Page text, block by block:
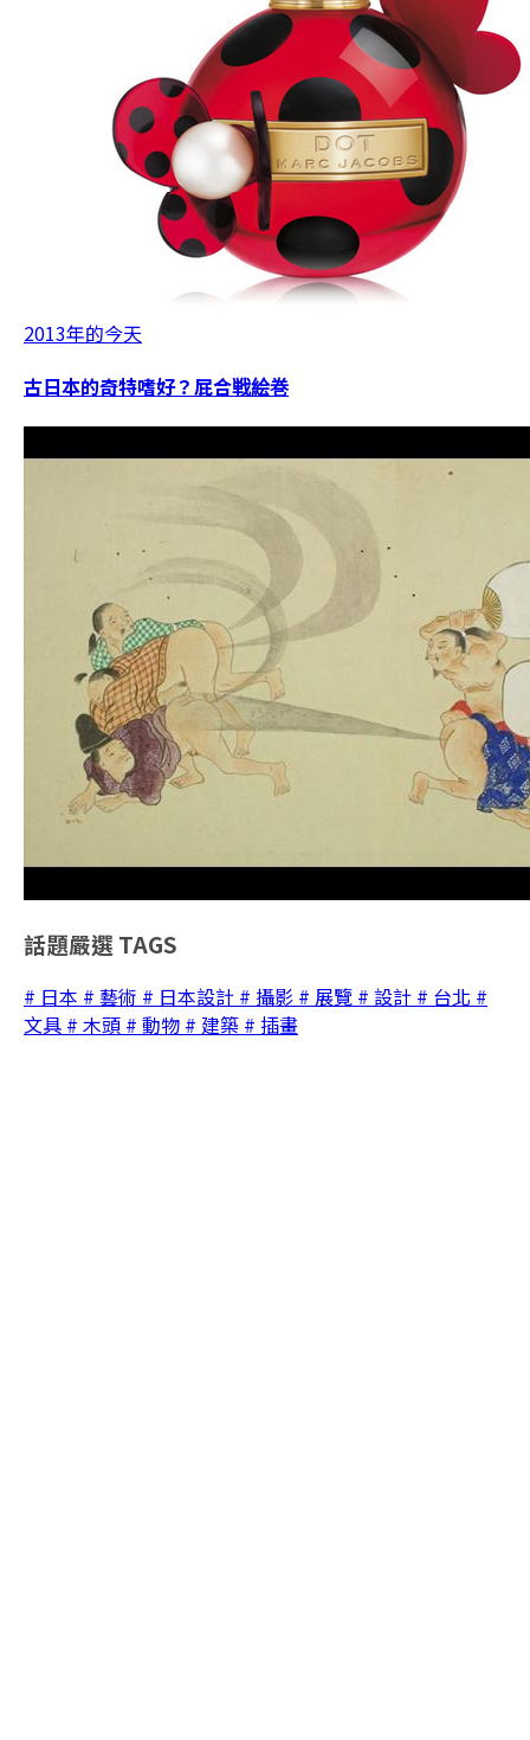
2013年的今天
古日本的奇特嗜好？屁合戦絵巻
話題嚴選 TAGS
# 日本 # 藝術 # 日本設計 # 攝影 # 展覽 # 設計 # 台北 #
文具 # 木頭 # 動物 # 建築 # 插畫